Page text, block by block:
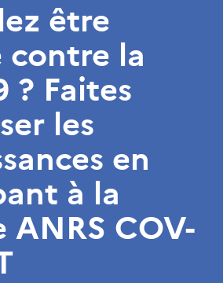
être
contre la
? Faites
les
en
à la
COV-